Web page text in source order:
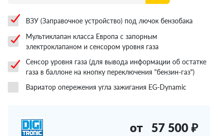
ВЗУ (Заправочное устройство) под лючок бензобака
Мультиклапан класса Европа с запорным
электроклапаном и сенсором уровня газа
Сенсор уровня газа (для вывода информации об остатке
газа в баллоне на кнопку переключения "бензин-газ")
Вариатор опережения угла зажигания EG-Dynamic
от 57 500 ₽